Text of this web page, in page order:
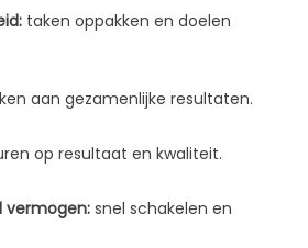
taken oppakken en doelen
aan gezamenlijke resultaten.
op resultaat en kwaliteit.
vermogen:snel schakelen en